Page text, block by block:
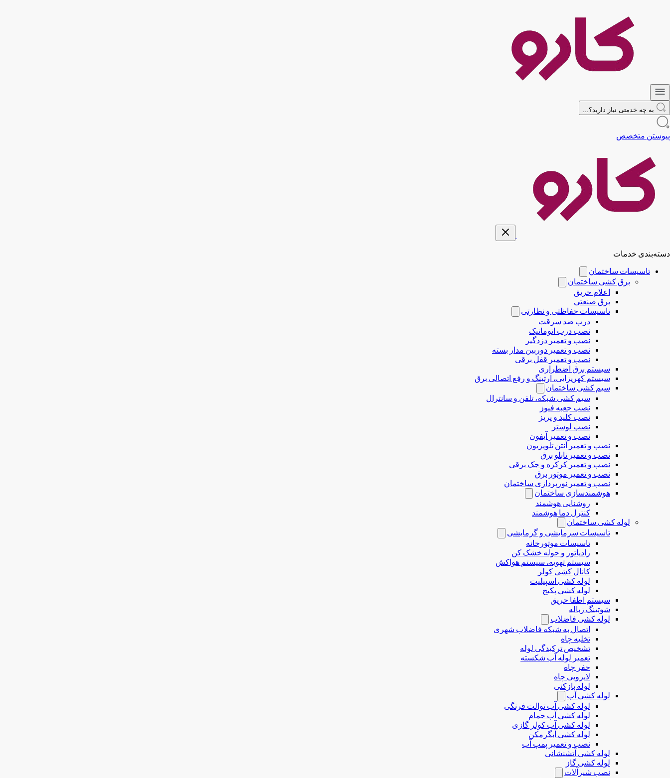
به چه خدمتی نیاز دارید؟...
پیوستن متخصص
دسته‌بندی خدمات
تاسیسات ساختمان
برق کشی ساختمان
اعلام حریق
برق صنعتی
تاسیسات حفاظتی و نظارتی
درب ضد سرقت
نصب درب‌ اتوماتیک
نصب و تعمیر دزدگیر
نصب و تعمیر دوربین مدار بسته
نصب و تعمیر قفل برقی
سیستم برق اضطراری
سیستم کهریزایی، ارتینگ و رفع اتصالی برق
سیم کشی ساختمان
سیم کشی شبکه، تلفن و سانترال
نصب جعبه فیوز
نصب کلید و پریز
نصب لوستر
نصب و تعمیر آیفون
نصب و تعمیر آنتن تلویزیون
نصب و تعمیر تابلو برق
نصب و تعمیر کرکره و جک برقی
نصب و تعمیر موتور برق
نصب و تعمیر نورپردازی ساختمان
هوشمندسازی ساختمان
روشنایی هوشمند
کنترل دما هوشمند
لوله کشی ساختمان
تاسیسات سرمایشی و گرمایشی
تاسیسات موتورخانه
رادیاتور و حوله خشک کن
سیستم تهویه، سیستم هواکش
کانال کشی کولر
لوله کشی اسپیلیت
لوله کشی پکیج
سیستم اطفا حریق
شوتینگ زباله
لوله كشی فاضلاب
اتصال به شبکه فاضلاب شهری
تخلیه چاه
تشخیص ترکیدگی لوله
تعمیر لوله آب شکسته
حفر چاه
لایروبی چاه
لوله بازکنی
لوله کشی آب
لوله کشی آب توالت فرنگی
لوله کشی آب حمام
لوله کشی آب کولر گازی
لوله کشی آبگرمکن
نصب و تعمیر پمپ آب
لوله کشی آتشنشانی
لوله کشی گاز
نصب شیرآلات